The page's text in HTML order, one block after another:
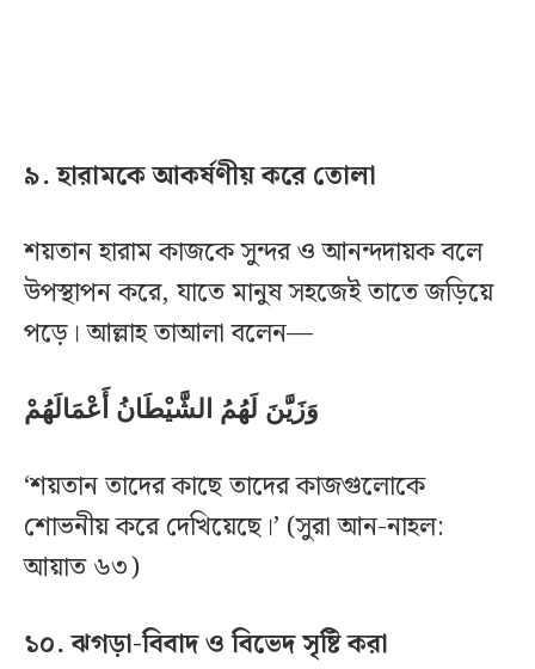
৯. হারামকে আকর্ষণীয় করে তোলা
শয়তান হারাম কাজকে সুন্দর ও আনন্দদায়ক বলে
উপস্থাপন করে, যাতে মানুষ সহজেই তাতে জড়িয়ে
পড়ে। আল্লাহ তাআলা বলেন—
وَزَيَّنَ لَهُمُ الشَّيْطَانُ أَعْمَالَهُمْ
‘শয়তান তাদের কাছে তাদের কাজগুলোকে
শোভনীয় করে দেখিয়েছে।’ (সুরা আন-নাহল:
আয়াত ৬৩)
১০. ঝগড়া-বিবাদ ও বিভেদ সৃষ্টি করা